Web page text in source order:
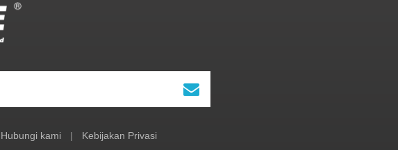
Hubungi kami | Kebijakan Privasi